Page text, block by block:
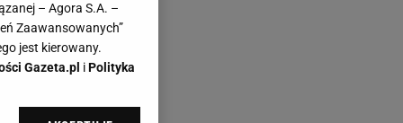
– Agora S.A. –
Zaawansowanych”
jest kierowany.
Gazeta.pl iPolityka